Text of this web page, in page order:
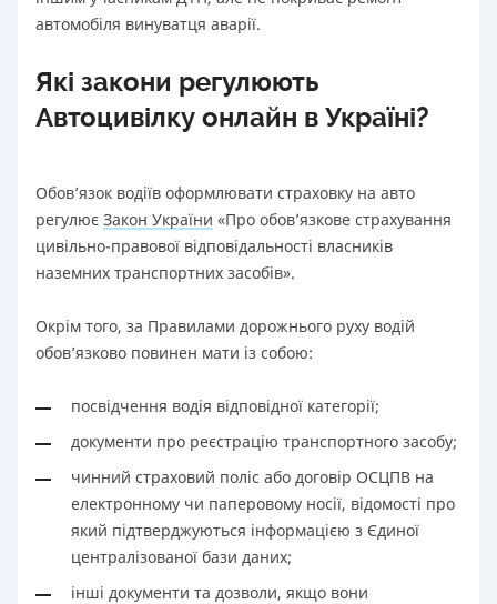
автомобіля винуватця аварії.
Які закони регулюють
Автоцивілку онлайн в Україні?
Обов’язок водіїв оформлювати страховку на авто
регулює Закон України «Про обов’язкове страхування
цивільно-правової відповідальності власників
наземних транспортних засобів».
Окрім того, за Правилами дорожнього руху водій
обов’язково повинен мати із собою:
посвідчення водія відповідної категорії;
документи про реєстрацію транспортного засобу;
чинний страховий поліс або договір ОСЦПВ на
електронному чи паперовому носії, відомості про
який підтверджуються інформацією з Єдиної
централізованої бази даних;
інші документи та дозволи, якщо вони